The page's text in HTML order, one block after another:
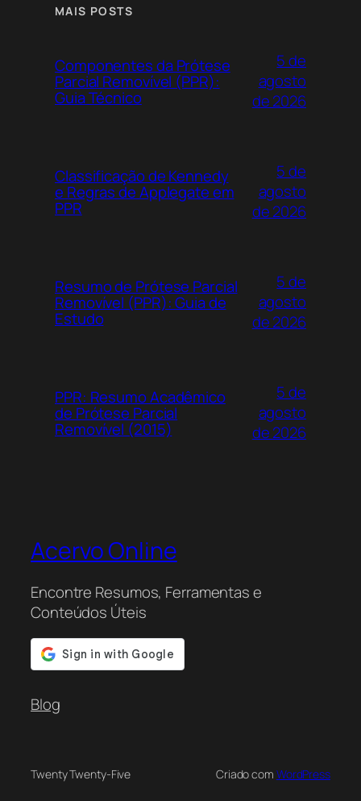
MAIS POSTS
Componentes da Prótese
Parcial Removível (PPR):
Guia Técnico
5 de
agosto
de 2026
Classificação de Kennedy
e Regras de Applegate em
PPR
5 de
agosto
de 2026
Resumo de Prótese Parcial
Removível (PPR): Guia de
Estudo
5 de
agosto
de 2026
PPR: Resumo Acadêmico
de Prótese Parcial
Removível (2015)
5 de
agosto
de 2026
Acervo Online
Encontre Resumos, Ferramentas e
Conteúdos Úteis
Blog
Twenty Twenty-Five Criado com WordPress